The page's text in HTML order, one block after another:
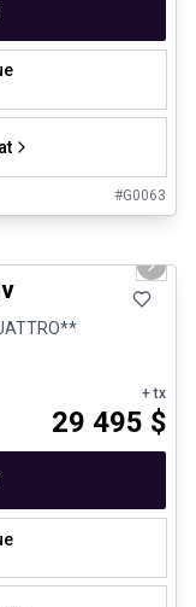
#G0063
Next
+ tx
29 495 $